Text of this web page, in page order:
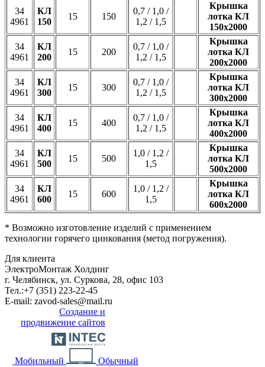
34
4961
КЛ
150
15 150
0,7 / 1,0 /
1,2 / 1,5
Крышка
лотка КЛ
150х2000
34
4961
КЛ
200
15 200
0,7 / 1,0 /
1,2 / 1,5
Крышка
лотка КЛ
200х2000
34
4961
КЛ
300
15 300
0,7 / 1,0 /
1,2 / 1,5
Крышка
лотка КЛ
300х2000
34
4961
КЛ
400
15 400
0,7 / 1,0 /
1,2 / 1,5
Крышка
лотка КЛ
400х2000
34
4961
КЛ
500
15 500
1,0 / 1,2 /
1,5
Крышка
лотка КЛ
500х2000
34
4961
КЛ
600
15 600
1,0 / 1,2 /
1,5
Крышка
лотка КЛ
600х2000
* Возможно изготовление изделий с применением
технологии горячего цинкования (метод погружения).
Для клиента
ЭлектроМонтаж Холдинг
г. Челябинск, ул. Суркова, 28, офис 103
Тел.:+7 (351) 223-22-45
E-mail: zavod-sales@mail.ru
Создание и
продвижение сайтов
Мобильный Обычный